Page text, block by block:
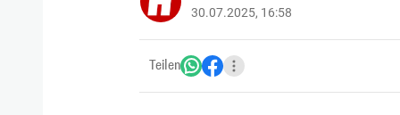
30.07.2025, 16:58
Teilen